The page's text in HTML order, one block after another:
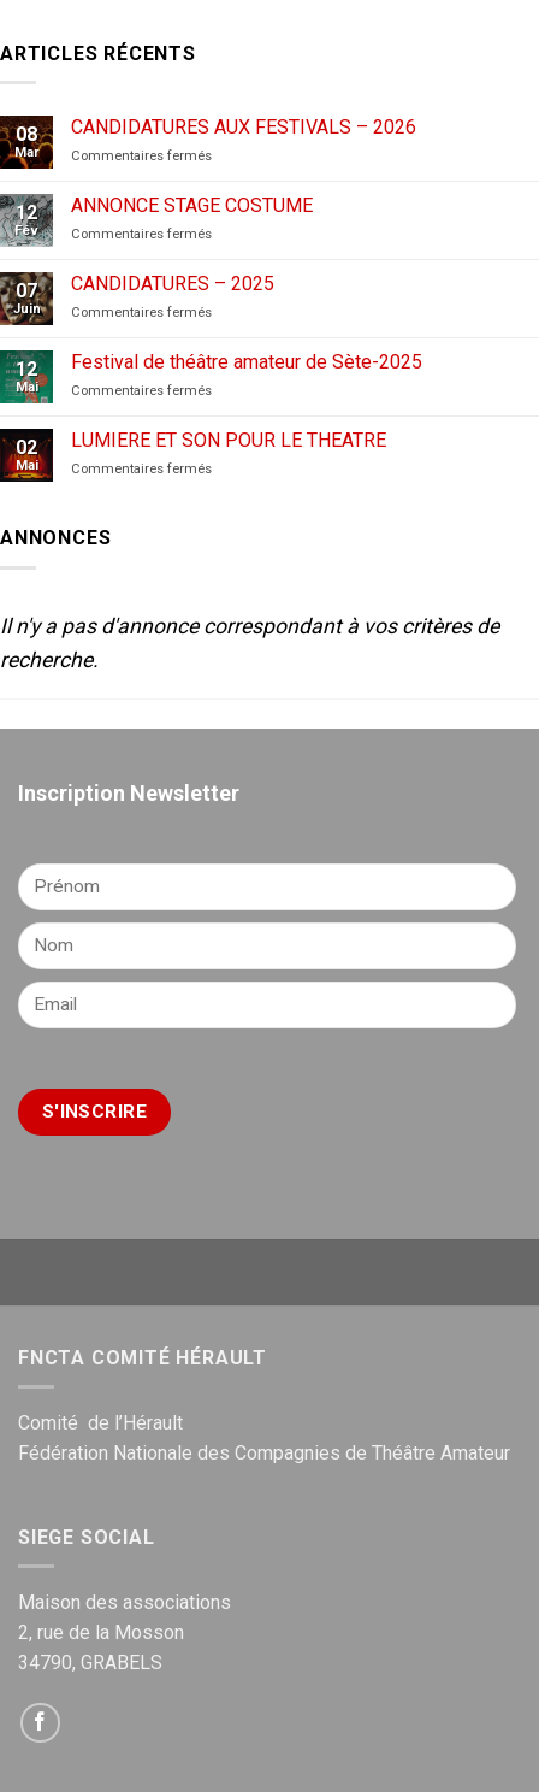
ARTICLES RÉCENTS
08
Mar
CANDIDATURES AUX FESTIVALS – 2026
Commentaires ferméssur
AUX
FESTIVALS
–
12
Fév
ANNONCE STAGE COSTUME
Commentaires ferméssur
STAGE
COSTUME
07
Juin
CANDIDATURES – 2025
Commentaires ferméssur
2025
12
Mai
Festival de théâtre amateur de Sète-2025
Commentaires ferméssur
de
théâtre
amateur
02
Mai
LUMIERE ET SON POUR LE THEATRE
Commentaires ferméssur
ANNONCES
Il n'y a pas d'annonce correspondant à vos critères de
recherche.
Inscription Newsletter
FNCTA COMITÉ HÉRAULT
Comité de l’Hérault
Fédération Nationale des Compagnies de Théâtre Amateur
SIEGE SOCIAL
Maison des associations
2, rue de la Mosson
34790, GRABELS